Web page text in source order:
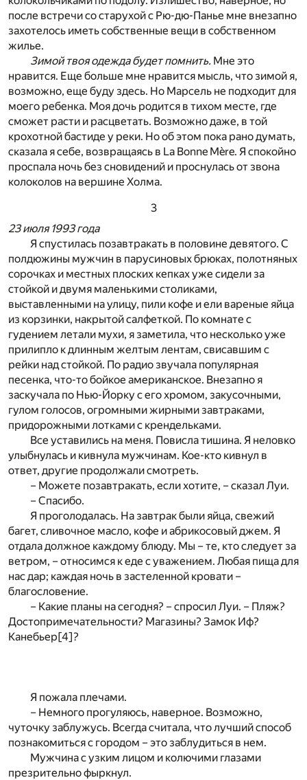
после встречи со старухой с Рю-дю-Панье мне внезапно
захотелось иметь собственные вещи в собственном
жилье.
Зимой твоя одежда будет помнить. Мне это
нравится. Еще больше мне нравится мысль, что зимой я,
возможно, еще буду здесь. Но Марсель не подходит для
моего ребенка. Моя дочь родится в тихом месте, где
сможет расти и расцветать. Возможно даже, в той
крохотной бастиде у реки. Но об этом пока рано думать,
сказала я себе, возвращаясь в La Bonne Mère. Я спокойно
проспала ночь без сновидений и проснулась от звона
колоколов на вершине Холма.
3
23 июля 1993 года
Я спустилась позавтракать в половине девятого. С
полдюжины мужчин в парусиновых брюках, полотняных
сорочках и местных плоских кепках уже сидели за
стойкой и двумя маленькими столиками,
выставленными на улицу, пили кофе и ели вареные яйца
из корзинки, накрытой салфеткой. По комнате с
гудением летали мухи, я заметила, что несколько уже
прилипло к длинным желтым лентам, свисавшим с
рейки над стойкой. По радио звучала популярная
песенка, что-то бойкое американское. Внезапно я
заскучала по Нью-Йорку с его хромом, закусочными,
гулом голосов, огромными жирными завтраками,
придорожными лотками с крендельками.
Все уставились на меня. Повисла тишина. Я неловко
улыбнулась и кивнула мужчинам. Кое-кто кивнул в
ответ, другие продолжали смотреть.
– Можете позавтракать, если хотите, – сказал Луи.
– Спасибо.
Я проголодалась. На завтрак были яйца, свежий
багет, сливочное масло, кофе и абрикосовый джем. Я
отдала должное каждому блюду. Мы – те, кто следует за
ветром, – относимся к еде с уважением. Любая пища для
нас дар; каждая ночь в застеленной кровати –
благословение.
– Какие планы на сегодня? – спросил Луи. – Пляж?
Достопримечательности? Магазины? Замок Иф?
Канебьер[4]?
Я пожала плечами.
– Немного прогуляюсь, наверное. Возможно,
чуточку заблужусь. Всегда считала, что лучший способ
познакомиться с городом – это заблудиться в нем.
Мужчина с узким лицом и колючими глазами
презрительно фыркнул.